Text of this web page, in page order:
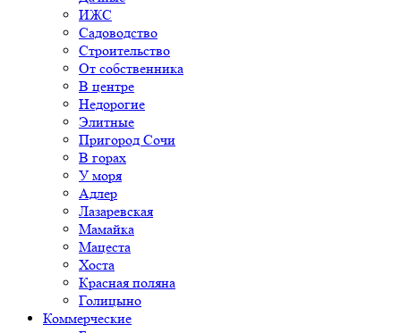
ИЖС
Садоводство
Строительство
От собственника
В центре
Недорогие
Элитные
Пригород Сочи
В горах
У моря
Адлер
Лазаревская
Мамайка
Мацеста
Хоста
Красная поляна
Голицыно
Коммерческие